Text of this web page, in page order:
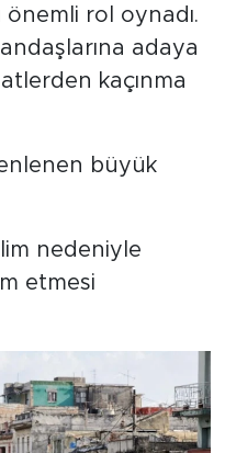
önemli rol oynadı.
adaya
kaçınma
büyük
nedeniyle
etmesi